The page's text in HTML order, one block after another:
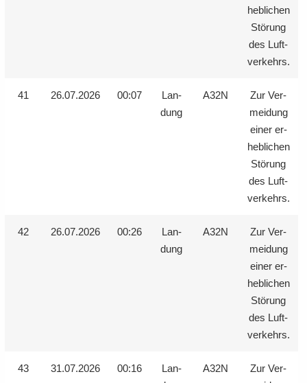
heb­li­chen
Stö­rung
des Luft­
ver­kehrs.
41 26.07.2026 00:07
Lan­
dung
A32N
Zur Ver­
mei­dung
einer er­
heb­li­chen
Stö­rung
des Luft­
ver­kehrs.
42 26.07.2026 00:26
Lan­
dung
A32N
Zur Ver­
mei­dung
einer er­
heb­li­chen
Stö­rung
des Luft­
ver­kehrs.
43 31.07.2026 00:16
Lan­
A32N
Zur Ver­